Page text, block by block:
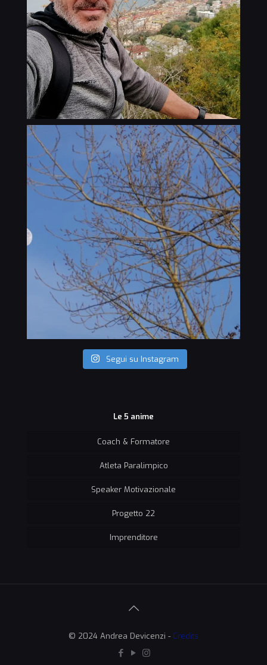
Segui su Instagram
Le 5 anime
Coach & Formatore
Atleta Paralimpico
Speaker Motivazionale
Progetto 22
Imprenditore
© 2024 Andrea Devicenzi - Credits